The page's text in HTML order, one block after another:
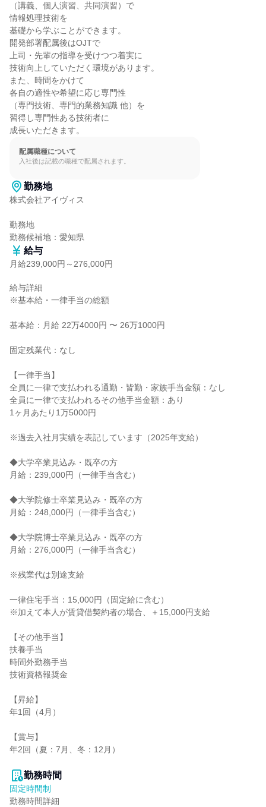
（講義、個人演習、共同演習）で
情報処理技術を
基礎から学ぶことができます。
開発部署配属後はOJTで
上司・先輩の指導を受けつつ着実に
技術向上していただく環境があります。
また、時間をかけて
各自の適性や希望に応じ専門性
（専門技術、専門的業務知識 他）を
習得し専門性ある技術者に
成長いただきます。
配属職種について
入社後は記載の職種で配属されます。
勤務地
株式会社アイヴィス
勤務地
勤務候補地：愛知県
給与
月給239,000円～276,000円
給与詳細
※基本給・一律手当の総額
基本給：月給 22万4000円 〜 26万1000円
固定残業代：なし
【一律手当】
全員に一律で支払われる通勤・皆勤・家族手当金額：なし
全員に一律で支払われるその他手当金額：あり
1ヶ月あたり1万5000円
※過去入社月実績を表記しています（2025年支給）
◆大学卒業見込み・既卒の方
月給：239,000円（一律手当含む）
◆大学院修士卒業見込み・既卒の方
月給：248,000円（一律手当含む）
◆大学院博士卒業見込み・既卒の方
月給：276,000円（一律手当含む）
※残業代は別途支給
一律住宅手当：15,000円（固定給に含む）
※加えて本人が賃貸借契約者の場合、＋15,000円支給
【その他手当】
扶養手当
時間外勤務手当
技術資格報奨金
【昇給】
年1回（4月）
【賞与】
年2回（夏：7月、冬：12月）
勤務時間
固定時間制
勤務時間詳細